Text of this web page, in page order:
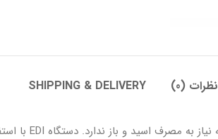
نظرات (0) SHIPPING & DELIVERY